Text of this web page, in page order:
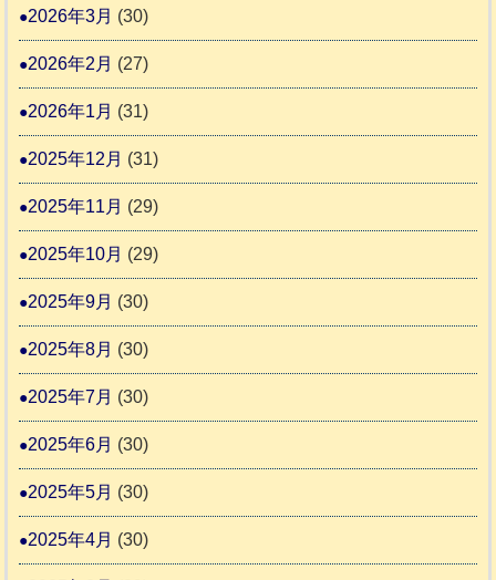
ま
2026年3月 (30)
2026年2月 (27)
2026年1月 (31)
2025年12月 (31)
2025年11月 (29)
2025年10月 (29)
2025年9月 (30)
2025年8月 (30)
2025年7月 (30)
2025年6月 (30)
2025年5月 (30)
2025年4月 (30)